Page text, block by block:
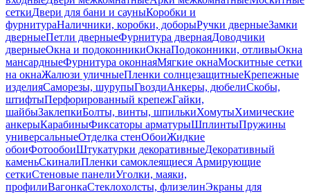
сеткиДвери для бани и сауныКоробки и
фурнитураНаличники, коробки, доборыРучки дверныеЗамки
дверныеПетли дверныеФурнитура двернаяДоводчики
дверныеОкна и подоконникиОкнаПодоконники, отливыОкна
мансардныеФурнитура оконнаяМягкие окнаМоскитные сетки
на окнаЖалюзи уличныеПленки солнцезащитныеКрепежные
изделияСаморезы, шурупыГвоздиАнкеры, дюбелиСкобы,
штифтыПерфорированный крепежГайки,
шайбыЗаклепкиБолты, винты, шпилькиХомутыХимические
анкерыКарабиныФиксаторы арматурыШплинтыПружины
универсальныеОтделка стенОбоиЖидкие
обоиФотообоиШтукатурки декоративныеДекоративный
каменьСкиналиПленки самоклеящиеся Армирующие
сеткиСтеновые панелиУголки, маяки,
профилиВагонкаСтеклохолсты, флизелинЭкраны для